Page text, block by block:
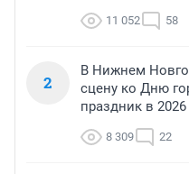
11 052 58
2
В Нижнем
сцену ко Дню
праздник в 2026
8 309 22